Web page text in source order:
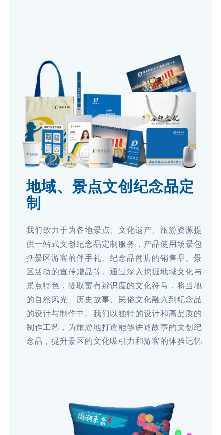
地域、景点文创纪念品定
制
我们致力于为各地景点、文化遗产、旅游资源提
供一站式文创纪念品定制服务，产品使用场景包
括景区游客的伴手礼、纪念品商店的销售品、景
区活动的宣传赠品等。通过深入挖掘地域文化与
景点特色，提取富有辨识度的文化符号，将当地
的自然风光、历史故事、民俗文化融入到纪念品
的设计与制作中。我们以独特的设计和高品质的
制作工艺，为旅游地打造能够讲述故事的文创纪
念品，提升景区的文化吸引力和游客的体验记忆